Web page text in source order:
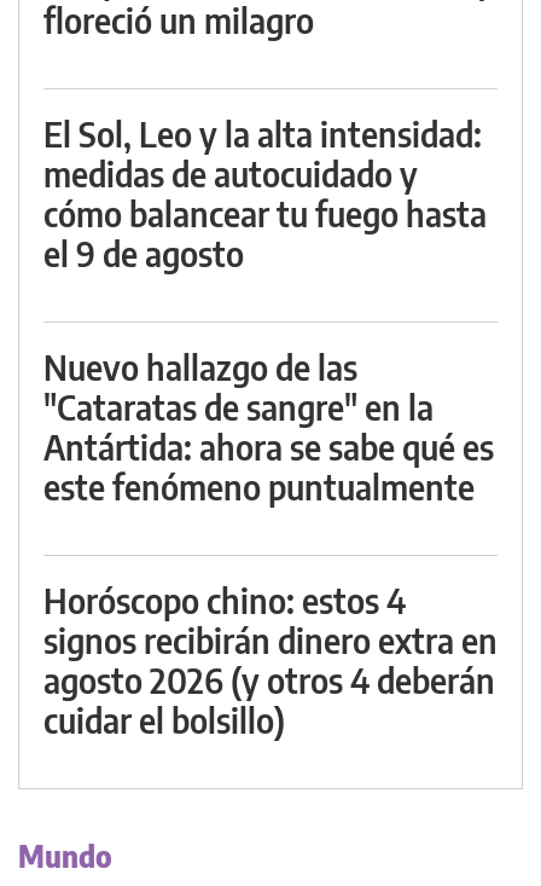
floreció un milagro
El Sol, Leo y la alta intensidad:
medidas de autocuidado y
cómo balancear tu fuego hasta
el 9 de agosto
Nuevo hallazgo de las
"Cataratas de sangre" en la
Antártida: ahora se sabe qué es
este fenómeno puntualmente
Horóscopo chino: estos 4
signos recibirán dinero extra en
agosto 2026 (y otros 4 deberán
cuidar el bolsillo)
Mundo